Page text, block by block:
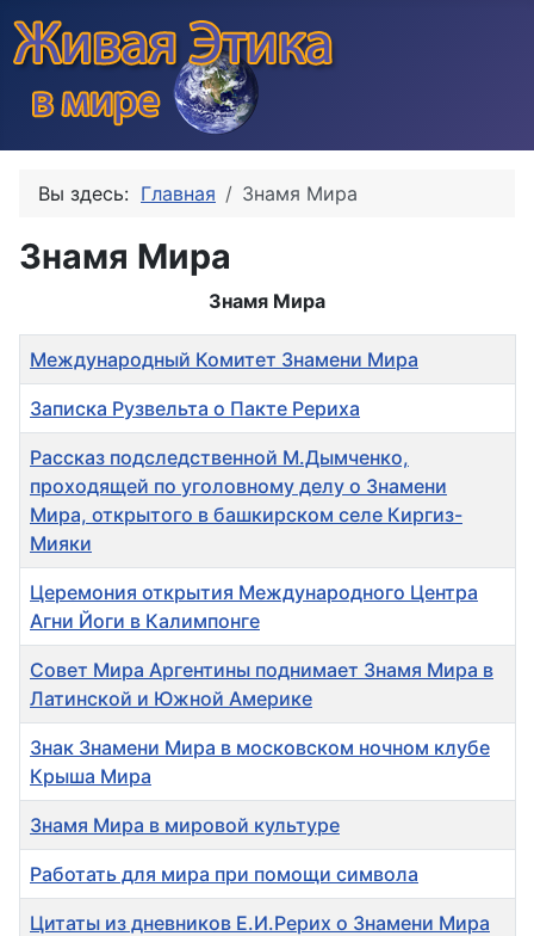
Вы здесь: Главная Знамя Мира
Знамя Мира
Знамя Мира
Заголовок
Международный Комитет Знамени Мира
Записка Рузвельта о Пакте Рериха
Рассказ подследственной М.Дымченко,
проходящей по уголовному делу о Знамени
Мира, открытого в башкирском селе Киргиз-
Мияки
Церемония открытия Международного Центра
Агни Йоги в Калимпонге
Совет Мира Аргентины поднимает Знамя Мира в
Латинской и Южной Америке
Знак Знамени Мира в московском ночном клубе
Крыша Мира
Знамя Мира в мировой культуре
Работать для мира при помощи символа
Цитаты из дневников Е.И.Рерих о Знамени Мира